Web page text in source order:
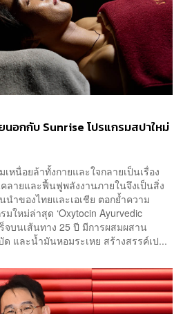
อกกับ Sunrise โปรแกรมสปาใหม่
หนื่อยล้าทั้งกายและใจกลายเป็นเรื่อง
ลายและฟื้นฟูพลังงานภายในจึงเป็นสิ่ง
ำของไทยและเอเชีย ตอกย้ำความ
มใหม่ล่าสุด ‘Oxytocin Ayurvedic
จบนเส้นทาง 25 ปี มีการผสมผสาน
และน้ำมันหอมระเหย สร้างสรรค์เป...